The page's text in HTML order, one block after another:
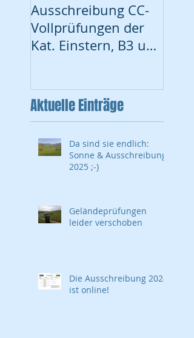
Ausschreibung CC-
Vollprüfungen der
Kat. Einstern, B3 und
ithei
Aktuelle Einträge
Da sind sie endlich:
Sonne & Ausschreibung
2025 ;-)
Geländeprüfungen
leider verschoben
Die Ausschreibung 2024
ist online!